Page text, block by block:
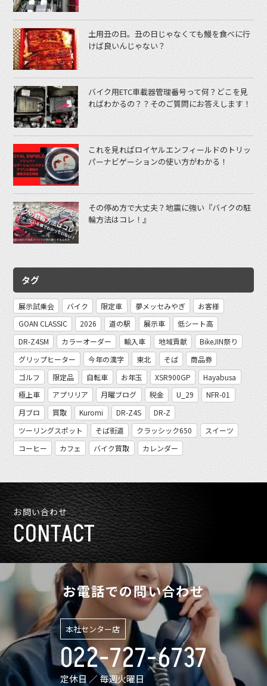
土用丑の日。丑の日じゃなくても鰻を食べに行
けば良いんじゃない？
バイク用ETC車載器管理番号って何？どこを見
ればわかるの？？そのご質問にお答えします！
これを見ればロイヤルエンフィールドのトリッ
パーナビゲーションの使い方がわかる！
その停め方で大丈夫？地震に強い『バイクの駐
輪方法はコレ！』
タグ
展示試乗会 バイク 限定車 夢メッセみやぎ
お客様
GOAN CLASSIC
2026 道の駅 展示車
低シート高
DR-Z4SM
カラーオーダー 輸入車 地域貢献
BikeJIN祭り
グリップヒーター
今年の漢字 東北 そば
商品券
ゴルフ
限定品 自転車 お年玉 XSR900GP
Hayabusa
極上車
アプリリア 月曜ブログ 税金 U_29
NFR-01
月ブロ
買取 Kuromi DR-Z4S
DR-Z
ツーリングスポット
そば街道 クラッシック650
スイーツ
コーヒー
カフェ バイク買取 カレンダー
お問い合わせ
CONTACT
お電話での問い合わせ
本社センター店
022-727-6737
定休日 ／ 毎週火曜日